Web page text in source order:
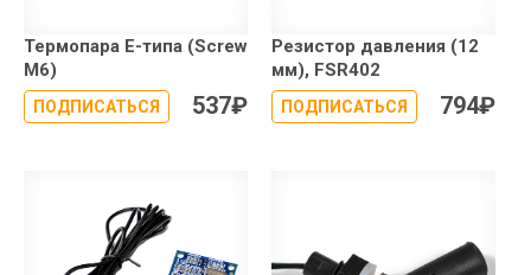
Термопара E-типа (Screw
М6)
ПОДПИСАТЬСЯ 537₽
Резистор давления (12
мм), FSR402
ПОДПИСАТЬСЯ 794₽